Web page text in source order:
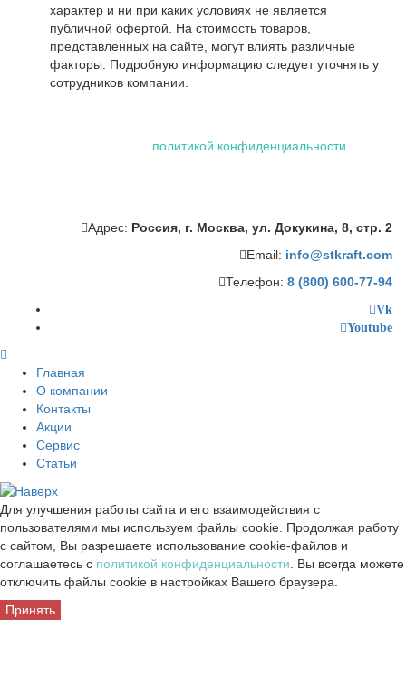
характер и ни при каких условиях не является
публичной офертой. На стоимость товаров,
представленных на сайте, могут влиять различные
факторы. Подробную информацию следует уточнять у
сотрудников компании.
политикой конфиденциальности
Адрес: Россия, г. Москва, ул. Докукина, 8, стр. 2
Email: info@stkraft.com
Телефон: 8 (800) 600-77-94
Vk
Youtube
Главная
О компании
Контакты
Акции
Сервис
Статьи
Для улучшения работы сайта и его взаимодействия с
пользователями мы используем файлы cookie. Продолжая работу
с сайтом, Вы разрешаете использование cookie-файлов и
соглашаетесь с политикой конфиденциальности. Вы всегда можете
отключить файлы cookie в настройках Вашего браузера.
Принять